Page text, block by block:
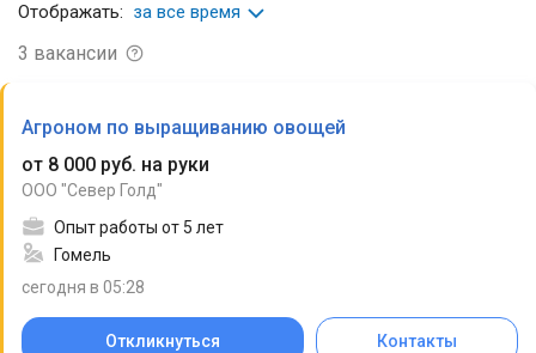
Отображать: за все время
3 вакансии
Агроном по выращиванию овощей
от 8 000 руб. на руки
ООО "Север Голд"
Опыт работы от 5 лет
Гомель
сегодня в 05:28
Откликнуться Контакты